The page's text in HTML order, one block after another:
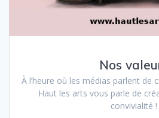
Nos
À l’heure où les médias parlent de
Haut les arts vous parle de
convivialité !